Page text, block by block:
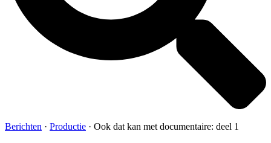
Berichten · Productie · Ook dat kan met documentaire: deel 1